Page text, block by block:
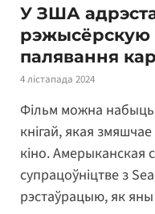
У ЗША
рэжысёрскую
палявання
4 лістапада 2024
Фільм можна
кнігай, якая
кіно. Амерыканская
супрацоўніцтве з
рэстаўрацыю, як